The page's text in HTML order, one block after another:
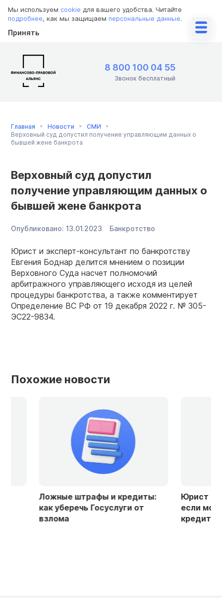
Мы используем cookie для вашего удобства. Читайте
подробнее, как мы защищаем персональные данные.
Принять
8 800 100 04 55
Звонок бесплатный
Главная Новости
СМИ
Верховный суд допустил получение управляющим данных о
бывшей жене банкрота
Верховный суд допустил
получение управляющим данных о
бывшей жене банкрота
Опубликовано: 13.01.2023 Банкротство
Юрист и эксперт-консультант по банкротству
Евгения Боднар делится мнением о позиции
Верховного Суда насчет полномочий
арбитражного управляющего исходя из целей
процедуры банкротства, а также комментирует
Определение ВС РФ от 19 декабря 2022 г. № 305-
ЭС22-9834.
Похожие новости
Ложные штрафы и кредиты:
как уберечь Госуслуги от
взлома
Юрист
если
кредит на